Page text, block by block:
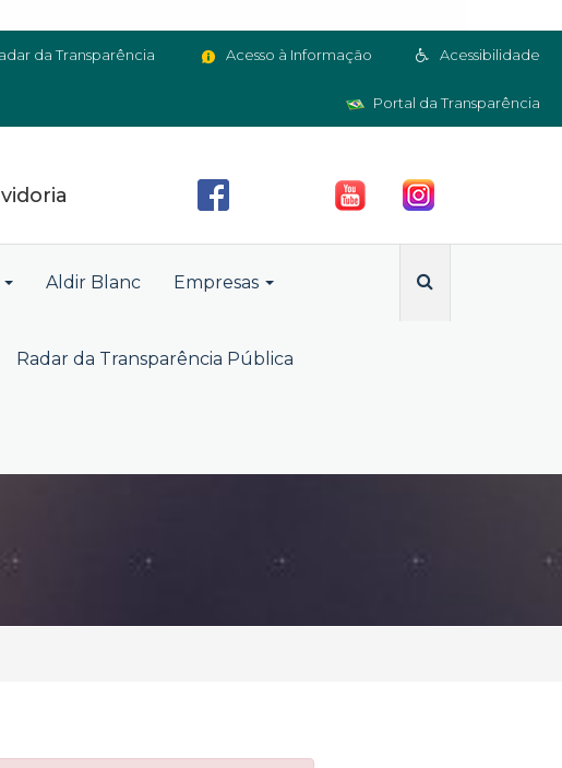
Acessibilidade
Acesso à Informação
da Transparência
Portal da Transparência
Aldir Blanc Empresas
Radar da Transparência Pública